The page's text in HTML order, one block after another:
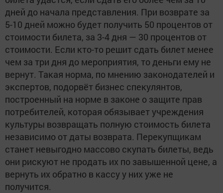
дней до начала представления. При возврате за
5-10 дней можно будет получить 50 процентов от
стоимости билета, за 3-4 дня — 30 процентов от
стоимости. Если кто-то решит сдать билет менее
чем за три дня до мероприятия, то деньги ему не
вернут. Такая норма, по мнению законодателей и
экспертов, подорвёт бизнес спекулянтов,
построенный на норме в законе о защите прав
потребителей, которая обязывает учреждения
культуры возвращать полную стоимость билета
независимо от даты возврата. Перекупщикам
станет невыгодно массово скупать билеты, ведь
они рискуют не продать их по завышенной цене, а
вернуть их обратно в кассу у них уже не
получится.